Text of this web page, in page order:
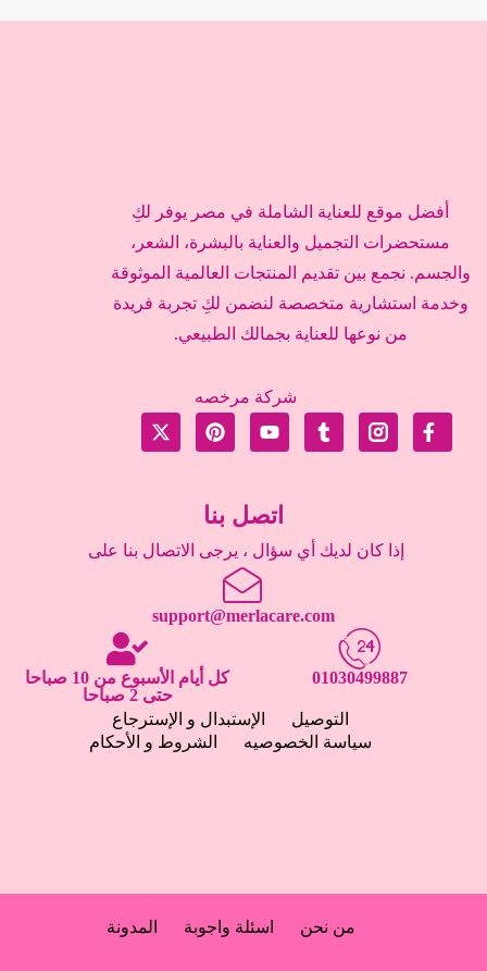
أفضل موقع للعناية الشاملة في مصر يوفر لكِ
مستحضرات التجميل والعناية بالبشرة، الشعر،
والجسم. نجمع بين تقديم المنتجات العالمية الموثوقة
وخدمة استشارية متخصصة لنضمن لكِ تجربة فريدة
من نوعها للعناية بجمالك الطبيعي.
شركة مرخصه
اتصل بنا
إذا كان لديك أي سؤال ، يرجى الاتصال بنا على
support@merlacare.com
01030499887
كل أيام الأسبوع من 10 صباحا
حتى 2 صباحا
التوصيل
الإستبدال و الإسترجاع
سياسة الخصوصيه
الشروط و الأحكام
من نحن اسئلة واجوبة المدونة